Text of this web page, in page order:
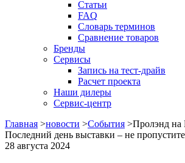
Статьи
FAQ
Словарь терминов
Сравнение товаров
Бренды
Сервисы
Запись на тест-драйв
Расчет проекта
Наши дилеры
Сервис-центр
Главная >новости >События >Пролэнд на
Последний день выставки – не
28 августа 2024